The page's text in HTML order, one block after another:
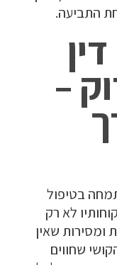
התביעה.
–
בטיפול
לא רק
ומסירות שאין
שחווים